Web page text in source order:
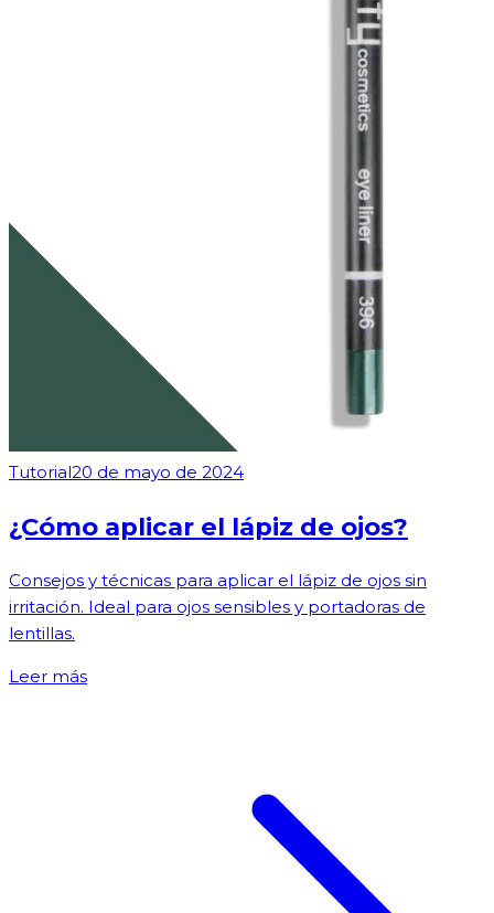
Tutorial20 de mayo de 2024
¿Cómo aplicar el lápiz de ojos?
Consejos y técnicas para aplicar el lápiz de ojos sin
irritación. Ideal para ojos sensibles y portadoras de
lentillas.
Leer más